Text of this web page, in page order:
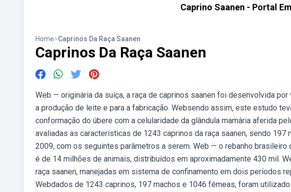
Caprino Saanen - Portal
Home>Caprinos Da Raça Saanen
Caprinos Da Raça Saanen
Web — originária da suíça, a raça de caprinos saanen foi desenvolvida
a produção de leite e para a fabricação. Websendo assim, este estudo
conformação do úbere com a celularidade da glândula mamária aferida
avaliadas as características de 1243 caprinos da raça saanen, sendo
2009, com os seguintes parâmetros a serem. Web — o rebanho
é de 14 milhões de animais, distribuídos em aproximadamente 430 mil.
raça saanen, manejadas em sistema de confinamento em dois períodos
Webdados de 1243 caprinos, 197 machos e 1046 fêmeas, foram